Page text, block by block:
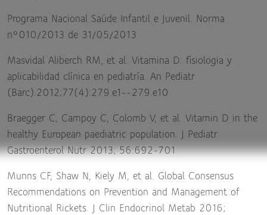
Programa Nacional Saúde Infantil e Juvenil. Norma
nº010/2013 de 31/05/2013
Masvidal Aliberch RM, et al. Vitamina D: fisiologia y
aplicabilidad clínica en pediatría. An Pediatr
(Barc).2012;77(4):279.e1--279.e10
Braegger C, Campoy C, Colomb V, et al. Vitamin D in the
healthy European paediatric population. J Pediatr
Gastroenterol Nutr 2013; 56:692-701.
Munns CF, Shaw N, Kiely M, et al. Global Consensus
Recommendations on Prevention and Management of
Nutritional Rickets. J Clin Endocrinol Metab 2016;